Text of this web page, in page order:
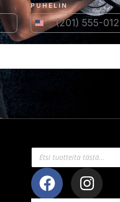
PUHELIN
Yhdysvallat +1